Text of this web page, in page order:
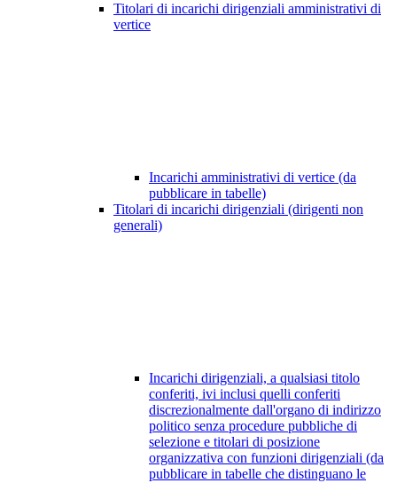
Titolari di incarichi dirigenziali amministrativi di
vertice
Incarichi amministrativi di vertice (da
pubblicare in tabelle)
Titolari di incarichi dirigenziali (dirigenti non
generali)
Incarichi dirigenziali, a qualsiasi titolo
conferiti, ivi inclusi quelli conferiti
discrezionalmente dall'organo di indirizzo
politico senza procedure pubbliche di
selezione e titolari di posizione
organizzativa con funzioni dirigenziali (da
pubblicare in tabelle che distinguano le